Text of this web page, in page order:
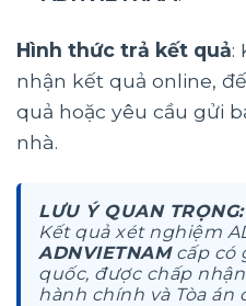
Hình thức trả kết quả:
nhận kết quả online,
quả hoặc yêu cầu gửi
nhà.
LƯU Ý QUAN TRỌNG:
Kết quả xét nghiệm
ADNVIETNAMcấp có
quốc, được chấp
hành chính và Tòa án